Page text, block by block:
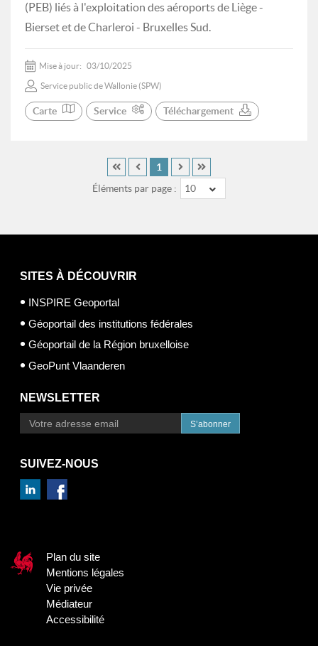
(PEB) liés à l'exploitation des aéroports de Liège -
Bierset et de Charleroi - Bruxelles Sud.
Mise à jour: 03/10/2025
Service public de Wallonie (SPW)
Carte Service Téléchargement
Éléments par page : 10
1
SITES À DÉCOUVRIR
INSPIRE Geoportal
Géoportail des institutions fédérales
Géoportail de la Région bruxelloise
GeoPunt Vlaanderen
NEWSLETTER
S’abonner
SUIVEZ-NOUS
Plan du site
Mentions légales
Vie privée
Médiateur
Accessibilité